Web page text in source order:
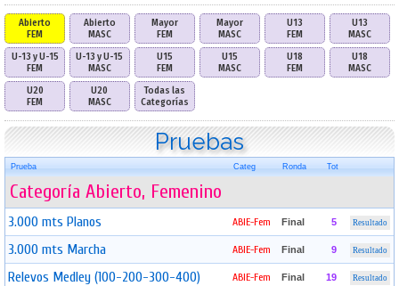
Abierto
FEM
Abierto
MASC
Mayor
FEM
Mayor
MASC
U13
FEM
U13
MASC
U-13 y U-15
FEM
U-13 y U-15
MASC
U15
FEM
U15
MASC
U18
FEM
U18
MASC
U20
FEM
U20
MASC
Todas las
Categorías
Pruebas
Prueba Categ Ronda Tot
Categoría Abierto, Femenino
3.000 mts Planos ABIE-Fem Final 5 Resultado
3.000 mts Marcha ABIE-Fem Final 9 Resultado
Relevos Medley (100-200-300-400) ABIE-Fem Final 19 Resultado